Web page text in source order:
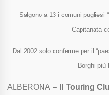
Salgono a 13 i comuni pugliesi
Capitanata
Dal 2002 solo conferme per il
Borghi più
ALBERONA –
Il Touring